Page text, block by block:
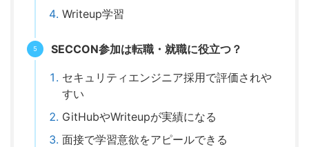
Writeup学習
SECCON参加は転職・就職に役立つ？
セキュリティエンジニア採用で評価されや
すい
GitHubやWriteupが実績になる
面接で学習意欲をアピールできる